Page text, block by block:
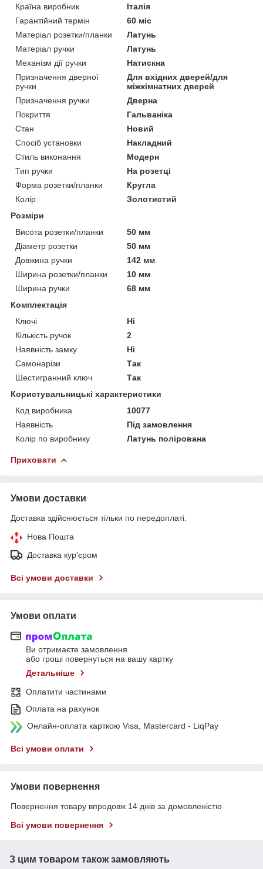
Країна виробник
Італія
Гарантійний термін
60 міс
Матеріал розетки/планки
Латунь
Матеріал ручки
Латунь
Механізм дії ручки
Натискна
Призначення дверної
ручки
Для вхідних дверей/для
міжкімнатних дверей
Призначення ручки
Дверна
Покриття
Гальваніка
Стан
Новий
Спосіб установки
Накладний
Стиль виконання
Модерн
Тип ручки
На розетці
Форма розетки/планки
Кругла
Колір
Золотистий
Розміри
Висота розетки/планки
50 мм
Діаметр розетки
50 мм
Довжина ручки
142 мм
Ширина розетки/планки
10 мм
Ширина ручки
68 мм
Комплектація
Ключі
Ні
Кількість ручок
2
Наявність замку
Ні
Самонарізи
Так
Шестигранний ключ
Так
Користувальницькі характеристики
Код виробника
10077
Наявність
Під замовлення
Колір по виробнику
Латунь полірована
Приховати
Умови доставки
Доставка здійснюється тільки по передоплаті.
Нова Пошта
Доставка кур'єром
Всі умови доставки
Умови оплати
Ви отримаєте замовлення
або гроші повернуться на вашу картку
Детальніше
Оплатити частинами
Оплата на рахунок
Онлайн-оплата карткою Visa, Mastercard - LiqPay
Всі умови оплати
Умови повернення
Повернення товару впродовж 14 днів за домовленістю
Всі умови повернення
З цим товаром також замовляють